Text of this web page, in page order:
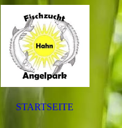
STARTSEITE